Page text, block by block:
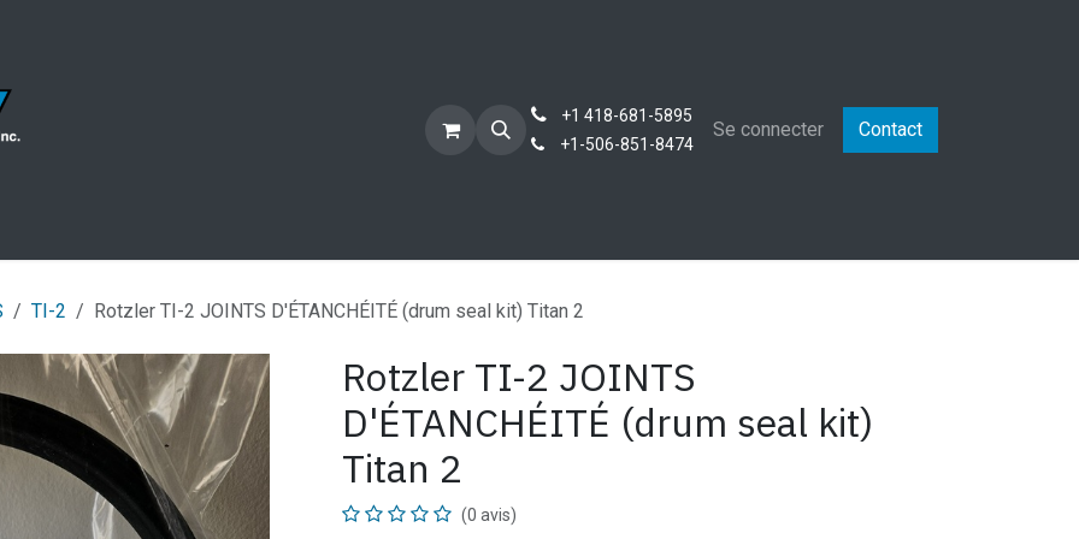
Candidature Boutique
+1 418-681-5895
+1-506-851-8474
Se connecter Contact
TI-2 Rotzler TI-2 JOINTS D'ÉTANCHÉITÉ (drum seal kit) Titan 2
Rotzler TI-2 JOINTS
D'ÉTANCHÉITÉ (drum seal kit)
Titan 2
(0 avis)